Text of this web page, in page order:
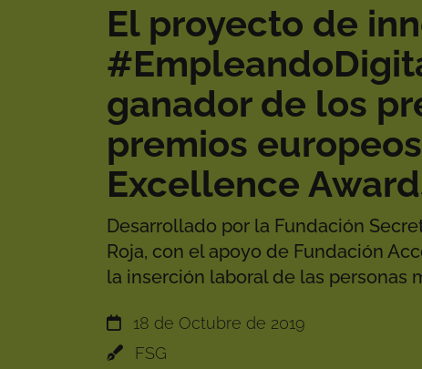
El proyecto de
ganador de los
premios
Excellence
Desarrollado por la Fundación
Roja, con el apoyo de Fundación
la inserción laboral de las personas
18 de Octubre de 2019
FSG